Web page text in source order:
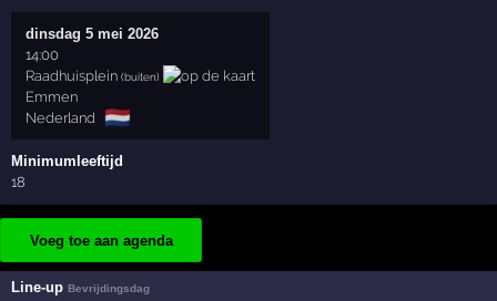
dinsdag 5 mei 2026
14:00
Raadhuisplein (buiten)
Emmen
Nederland 🇳🇱
Minimumleeftijd
18
Voeg toe aan agenda
Line-upBevrijdingsdag